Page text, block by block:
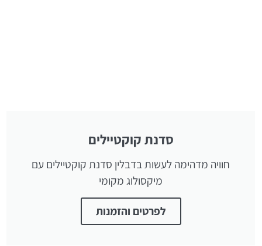
סדנת קוקטיילים
חוויה מדהימה לעשות בדבלין סדנת קוקטיילים עם
מיקסולוג מקומי
לפרטים והזמנות